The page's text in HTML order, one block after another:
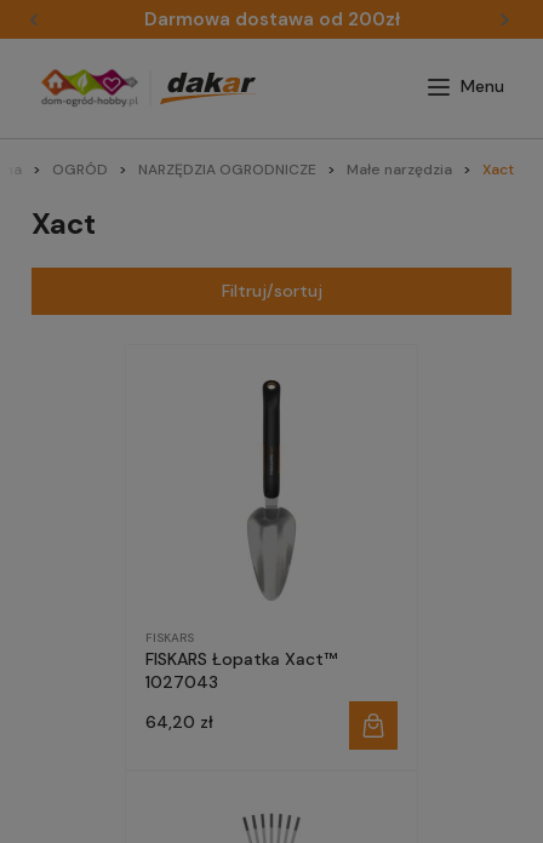
Darmowa dostawa od 200zł
OGRÓD NARZĘDZIA OGRODNICZE Małe narzędzia Xact
Xact
Filtruj/sortuj
FISKARS
FISKARS Łopatka Xact™
1027043
64,20 zł